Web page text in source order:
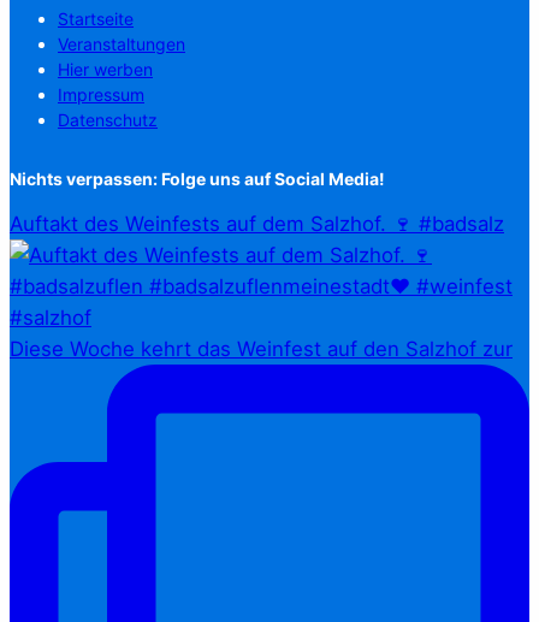
Startseite
Veranstaltungen
Hier werben
Impressum
Datenschutz
Nichts verpassen: Folge uns auf Social Media!
Auftakt des Weinfests auf dem Salzhof. 🍷 #badsalz
Diese Woche kehrt das Weinfest auf den Salzhof zur